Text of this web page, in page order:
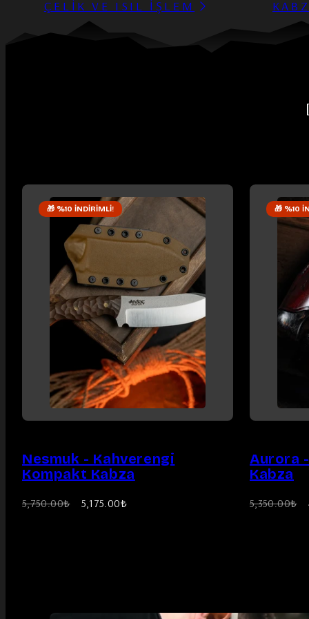
ÇELİK VE ISIL İŞLEM
🎁 %10 İNDIRIMLI!
Nesmuk - Kahverengi
Kompakt Kabza
Eski
5,750.00₺
İndirimli
5,175.00₺
🎁 %10
Aurora
Kabza
Eski
5,350.00₺